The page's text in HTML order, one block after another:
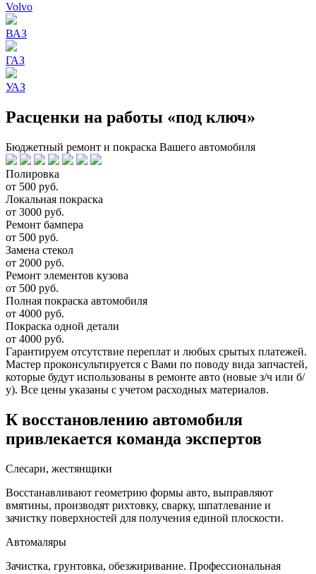
Volvo
ВАЗ
ГАЗ
УАЗ
Расценки на работы «под ключ»
Бюджетный ремонт и покраска Вашего автомобиля
Полировка
от 500 руб.
Локальная покраска
от 3000 руб.
Ремонт бампера
от 500 руб.
Замена стекол
от 2000 руб.
Ремонт элементов кузова
от 500 руб.
Полная покраска автомобиля
от 4000 руб.
Покраска одной детали
от 4000 руб.
Гарантируем отсутствие переплат и любых срытых платежей.
Мастер проконсультируется с Вами по поводу вида запчастей,
которые будут использованы в ремонте авто (новые з/ч или б/
у). Все цены указаны с учетом расходных материалов.
К восстановлению автомобиля
привлекается команда экспертов
Слесари, жестянщики
Восстанавливают геометрию формы авто, выправляют
вмятины, производят рихтовку, сварку, шпатлевание и
зачистку поверхностей для получения единой плоскости.
Автомаляры
Зачистка, грунтовка, обезжиривание. Профессиональная